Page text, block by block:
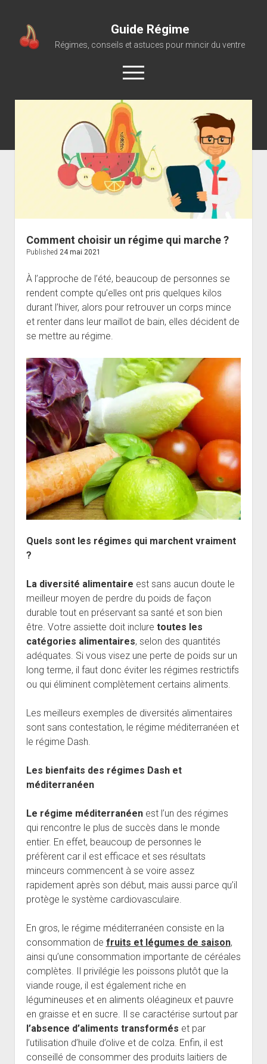
Guide Régime
Régimes, conseils et astuces pour mincir du ventre
open
menu
Comment choisir un régime qui marche ?
Published 24 mai 2021
À l’approche de l’été, beaucoup de personnes se
rendent compte qu’elles ont pris quelques kilos
durant l’hiver, alors pour retrouver un corps mince
et renter dans leur maillot de bain, elles décident de
se mettre au régime.
Quels sont les régimes qui marchent vraiment
?
La diversité alimentaire est sans aucun doute le
meilleur moyen de perdre du poids de façon
durable tout en préservant sa santé et son bien
être. Votre assiette doit inclure toutes les
catégories alimentaires, selon des quantités
adéquates. Si vous visez une perte de poids sur un
long terme, il faut donc éviter les régimes restrictifs
ou qui éliminent complètement certains aliments.
Les meilleurs exemples de diversités alimentaires
sont sans contestation, le régime méditerranéen et
le régime Dash.
Les bienfaits des régimes Dash et
méditerranéen
Le régime méditerranéenest l’un des régimes
qui rencontre le plus de succès dans le monde
entier. En effet, beaucoup de personnes le
préfèrent car il est efficace et ses résultats
minceurs commencent à se voire assez
rapidement après son début, mais aussi parce qu’il
protège le système cardiovasculaire.
En gros, le régime méditerranéen consiste en la
consommation de fruits et légumes de saison,
ainsi qu’une consommation importante de céréales
complètes. Il privilégie les poissons plutôt que la
viande rouge, il est également riche en
légumineuses et en aliments oléagineux et pauvre
en graisse et en sucre. Il se caractérise surtout par
l’absence d’aliments transformés et par
l’utilisation d’huile d’olive et de colza. Enfin, il est
conseillé de consommer des produits laitiers de